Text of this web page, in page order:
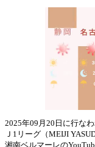
2025年09月20日に行な
Ｊ1リーグ（MEIJI
湘南ベルマーレの